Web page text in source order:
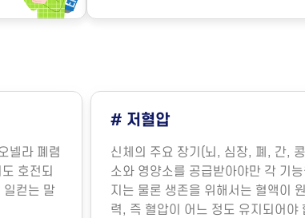
넬라 폐렴
호전되
컫는 말
# 저혈압
신체의 주요 장기(뇌, 심장, 폐, 간,
소와 영양소를 공급받아야만 각 기
지는 물론 생존을 위해서는 혈액이
력, 즉 혈압이 어느 정도 유지되어야